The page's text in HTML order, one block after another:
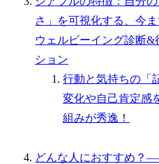
さ」を可視化する、今
ウェルビーイング診断&
ション
行動と気持ちの「
変化や自己肯定感
組みが秀逸！
どんな人におすすめ？